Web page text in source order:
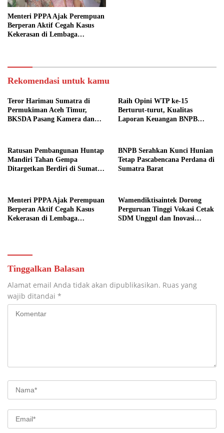
Menteri PPPA Ajak Perempuan
Berperan Aktif Cegah Kasus
Kekerasan di Lembaga
Rekomendasi untuk kamu
Teror Harimau Sumatra di
Permukiman Aceh Timur,
BKSDA Pasang Kamera dan
Raih Opini WTP ke-15
Berturut-turut, Kualitas
Laporan Keuangan BNPB
Ratusan Pembangunan Huntap
Mandiri Tahan Gempa
Ditargetkan Berdiri di Sumatra
BNPB Serahkan Kunci Hunian
Tetap Pascabencana Perdana di
Sumatra Barat
Menteri PPPA Ajak Perempuan
Berperan Aktif Cegah Kasus
Kekerasan di Lembaga
Wamendiktisaintek Dorong
Perguruan Tinggi Vokasi Cetak
SDM Unggul dan Inovasi
Tinggalkan Balasan
Alamat email Anda tidak akan dipublikasikan. Ruas yang
wajib ditandai *